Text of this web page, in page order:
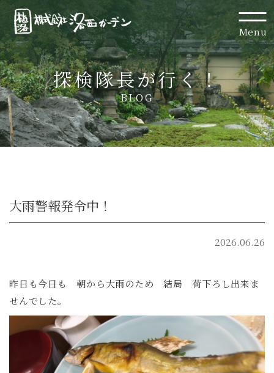
Menu
探検隊長が行く！
BLOG
大雨警報発令中！
2026.06.26
昨日も今日も 朝から大雨のため 結局 荷下ろし出来ま
せんでした。